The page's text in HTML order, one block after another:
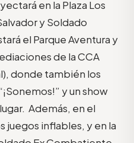
en la Plaza Los
y Soldado
el Parque Aventura y
de la CCA
donde también los
y un show
Además, en el
juegos inflables, y en la